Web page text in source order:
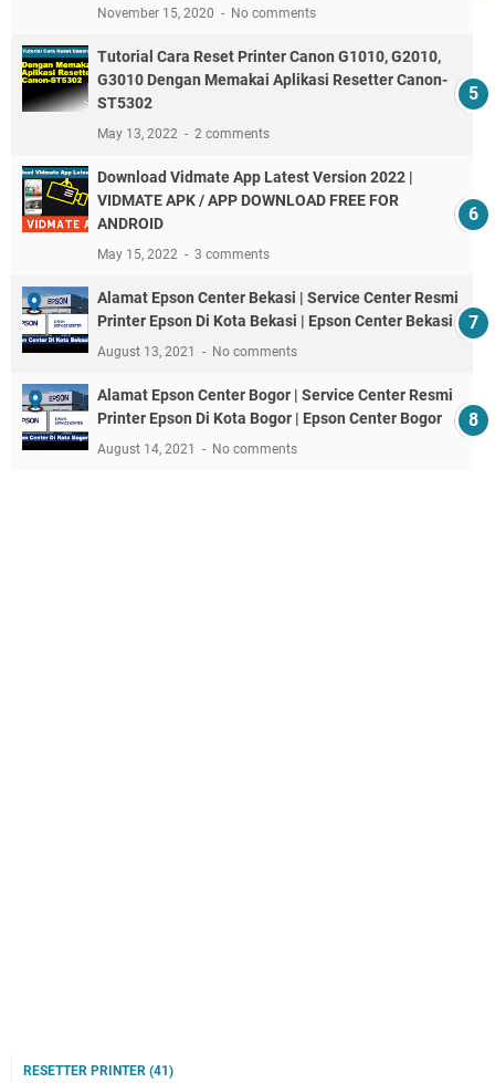
November 15, 2020 No comments
Tutorial Cara Reset Printer Canon G1010, G2010,
G3010 Dengan Memakai Aplikasi Resetter Canon-
ST5302
May 13, 2022 2 comments
Download Vidmate App Latest Version 2022 |
VIDMATE APK / APP DOWNLOAD FREE FOR
ANDROID
May 15, 2022 3 comments
Alamat Epson Center Bekasi | Service Center Resmi
Printer Epson Di Kota Bekasi | Epson Center Bekasi
August 13, 2021 No comments
Alamat Epson Center Bogor | Service Center Resmi
Printer Epson Di Kota Bogor | Epson Center Bogor
August 14, 2021 No comments
RESETTER PRINTER (41)